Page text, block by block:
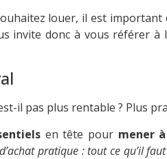
louer, il est
invite donc à vous référer à
il pas plus rentable ? Plus
en tête pour mener
pratique : tout ce qu’il